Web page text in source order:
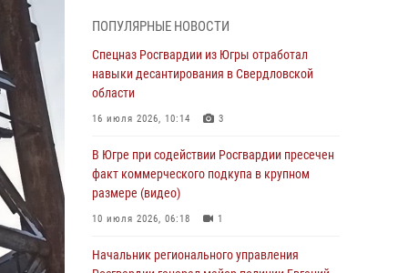
подразделений Росгвардии с
профессиональным праздником
07 августа 2026, 06:02
Делегация МВД Республики Беларусь
работы Росгвардии в Москве (видео)
06 августа 2026, 11:29 5 1
06 августа 2026, 11:28
ПОПУЛЯРНЫЕ НОВОСТИ
Спецназ Росгвардии из Югры отработал
навыки десантирования в Свердловской
области
16 июля 2026, 10:14 3
В Югре при содействии Росгвардии пресечен
факт коммерческого подкупа в крупном
размере (видео)
10 июля 2026, 06:18 1
Начальник регионального управления